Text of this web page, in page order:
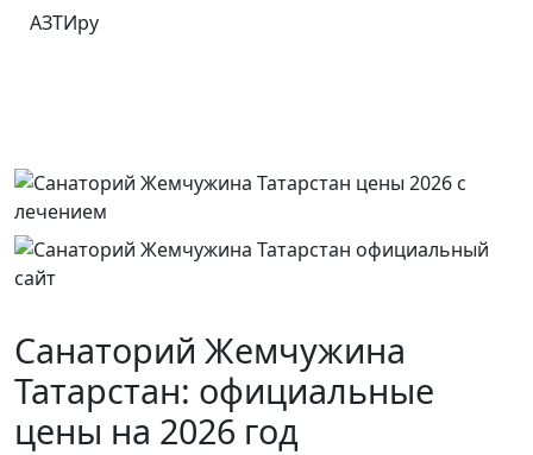
АЗТИру
Санаторий Жемчужина
Татарстан: официальные
цены на 2026 год